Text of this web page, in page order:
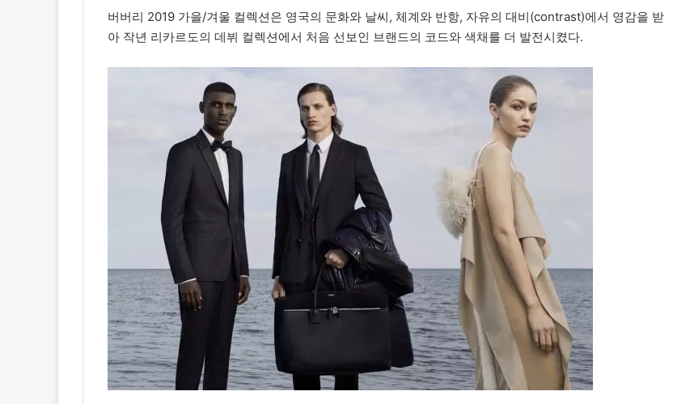
버버리 2019 가을/겨울 컬렉션은 영국의 문화와 날씨, 체계와 반항, 자유의 대비(contrast)에서 영감을 받
아 작년 리카르도의 데뷔 컬렉션에서 처음 선보인 브랜드의 코드와 색채를 더 발전시켰다.